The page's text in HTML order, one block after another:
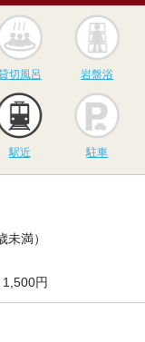
呂 貸切風呂
切風呂 岩盤浴
駅近 駐車
満）
円